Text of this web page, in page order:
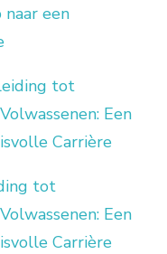
naar een
tot
Een
Carrière
tot
Een
Carrière